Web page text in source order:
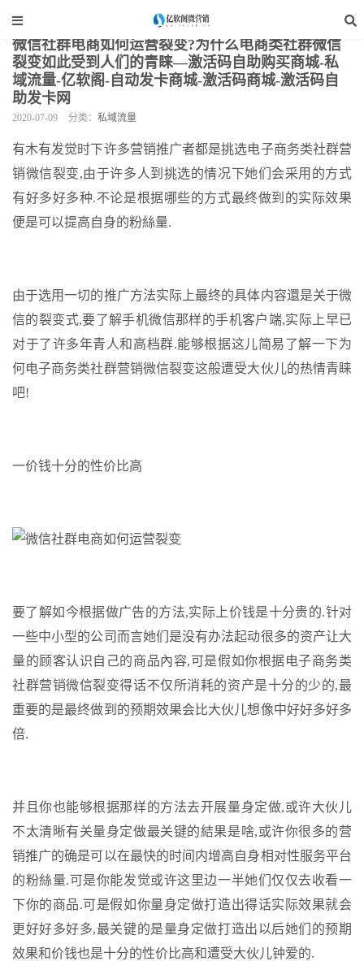
当前位置： 自媒体运营 > 私域流量
微信社群电商如何运营裂变?为什么电商类社群微信
裂变如此受到人们的青睐—激活码自助购买商城-私
域流量-亿软阁-自动发卡商城-激活码商城-激活码自
助发卡网
2020-07-09 分类： 私域流量
有木有发觉时下许多营销推广者都是挑选电子商务类社群营
销微信裂变,由于许多人到挑选的情况下她们会采用的方式
有好多好多种.不论是根据哪些的方式最终做到的实际效果
便是可以提高自身的粉絲量.
由于选用一切的推广方法实际上最终的具体内容還是关于微
信的裂变式,要了解手机微信那样的手机客户端,实际上早已
对于了许多年青人和高档群.能够根据这儿简易了解一下为
何电子商务类社群营销微信裂变这般遭受大伙儿的热情青睐
吧!
一价钱十分的性价比高
要了解如今根据做广告的方法,实际上价钱是十分贵的.针对
一些中小型的公司而言她们是没有办法起动很多的资产让大
量的顾客认识自己的商品內容,可是假如你根据电子商务类
社群营销微信裂变得话不仅所消耗的资产是十分的少的,最
重要的是最终做到的预期效果会比大伙儿想像中好好多好多
倍.
并且你也能够根据那样的方法去开展量身定做,或许大伙儿
不太清晰有关量身定做最关键的結果是啥,或许你很多的营
销推广的确是可以在最快的时间内增高自身相对性服务平台
的粉絲量.可是你能发觉或许这里边一半她们仅仅去收看一
下你的商品.可是假如你量身定做打造出得话实际效果就会
更好好多好多,最关键的是量身定做打造出以后她们的预期
效果和价钱也是十分的性价比高和遭受大伙儿钟爱的.